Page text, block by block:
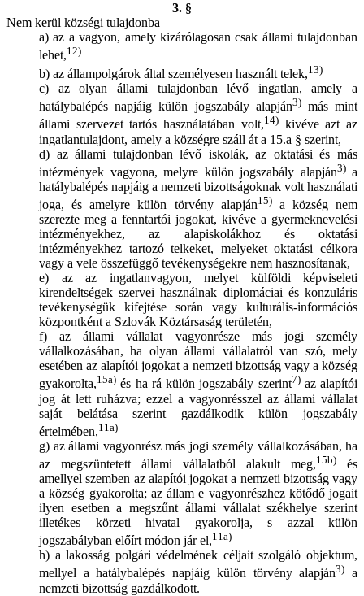
3. §
Nem kerül községi tulajdonba
a) az a vagyon, amely kizárólagosan csak állami tulajdonban
lehet,12)
b) az állampolgárok által személyesen használt telek,13)
c) az olyan állami tulajdonban lévő ingatlan, amely a
hatálybalépés napjáig külön jogszabály alapján3)más mint
állami szervezet tartós használatában volt,14)kivéve azt az
ingatlantulajdont, amely a községre száll át a 15.a § szerint,
d) az állami tulajdonban lévő iskolák, az oktatási és más
intézmények vagyona, melyre külön jogszabály alapján3)a
hatálybalépés napjáig a nemzeti bizottságoknak volt használati
joga, és amelyre külön törvény alapján15)a község nem
szerezte meg a fenntartói jogokat, kivéve a gyermeknevelési
intézményekhez, az alapiskolákhoz és oktatási
intézményekhez tartozó telkeket, melyeket oktatási célkora
vagy a vele összefüggő tevékenységekre nem hasznosítanak,
e) az az ingatlanvagyon, melyet külföldi képviseleti
kirendeltségek szervei használnak diplomáciai és konzuláris
tevékenységük kifejtése során vagy kulturális-információs
központként a Szlovák Köztársaság területén,
f) az állami vállalat vagyonrésze más jogi személy
vállalkozásában, ha olyan állami vállalatról van szó, mely
esetében az alapítói jogokat a nemzeti bizottság vagy a község
gyakorolta,15a) és ha rá külön jogszabály szerint7)az alapítói
jog át lett ruházva; ezzel a vagyonrésszel az állami vállalat
saját belátása szerint gazdálkodik külön jogszabály
értelmében,11a)
g) az állami vagyonrész más jogi személy vállalkozásában, ha
az megszüntetett állami vállalatból alakult meg,15b) és
amellyel szemben az alapítói jogokat a nemzeti bizottság vagy
a község gyakorolta; az állam e vagyonrészhez kötődő jogait
ilyen esetben a megszűnt állami vállalat székhelye szerint
illetékes körzeti hivatal gyakorolja, s azzal külön
jogszabályban előírt módon jár el,11a)
h) a lakosság polgári védelmének céljait szolgáló objektum,
mellyel a hatálybalépés napjáig külön törvény alapján3) a
nemzeti bizottság gazdálkodott.